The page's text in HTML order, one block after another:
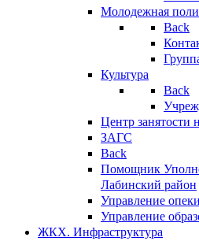
Молодежная
Back
Культура
Back
Центр занятости
ЗАГС
Back
Помощник
Лабинский район
Управление
Управление
ЖКХ. Инфраструктура